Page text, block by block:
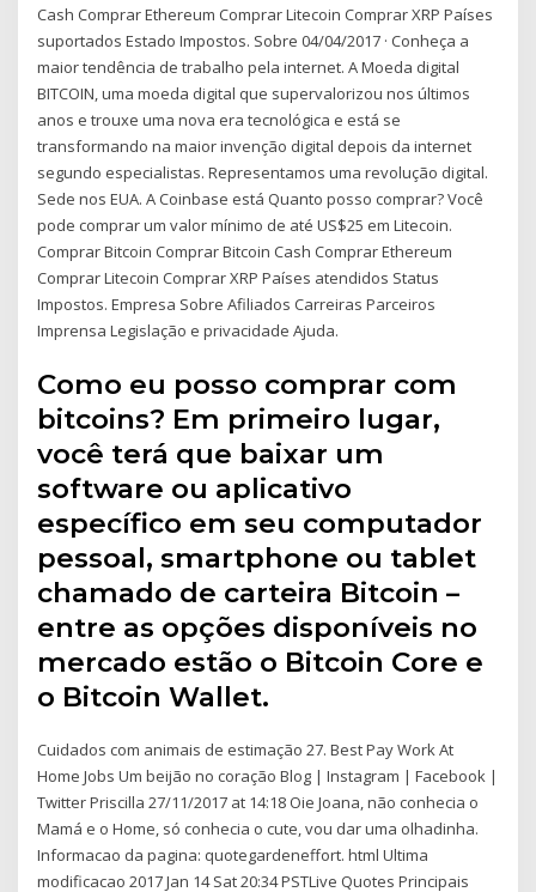
Cash Comprar Ethereum Comprar Litecoin Comprar XRP Países
suportados Estado Impostos. Sobre 04/04/2017 · Conheça a
maior tendência de trabalho pela internet. A Moeda digital
BITCOIN, uma moeda digital que supervalorizou nos últimos
anos e trouxe uma nova era tecnológica e está se
transformando na maior invenção digital depois da internet
segundo especialistas. Representamos uma revolução digital.
Sede nos EUA. A Coinbase está Quanto posso comprar? Você
pode comprar um valor mínimo de até US$25 em Litecoin.
Comprar Bitcoin Comprar Bitcoin Cash Comprar Ethereum
Comprar Litecoin Comprar XRP Países atendidos Status
Impostos. Empresa Sobre Afiliados Carreiras Parceiros
Imprensa Legislação e privacidade Ajuda.
Como eu posso comprar com
bitcoins? Em primeiro lugar,
você terá que baixar um
software ou aplicativo
específico em seu computador
pessoal, smartphone ou tablet
chamado de carteira Bitcoin –
entre as opções disponíveis no
mercado estão o Bitcoin Core e
o Bitcoin Wallet.
Cuidados com animais de estimação 27. Best Pay Work At
Home Jobs Um beijão no coração Blog | Instagram | Facebook |
Twitter Priscilla 27/11/2017 at 14:18 Oie Joana, não conhecia o
Mamá e o Home, só conhecia o cute, vou dar uma olhadinha.
Informacao da pagina: quotegardeneffort. html Ultima
modificacao 2017 Jan 14 Sat 20:34 PSTLive Quotes Principais